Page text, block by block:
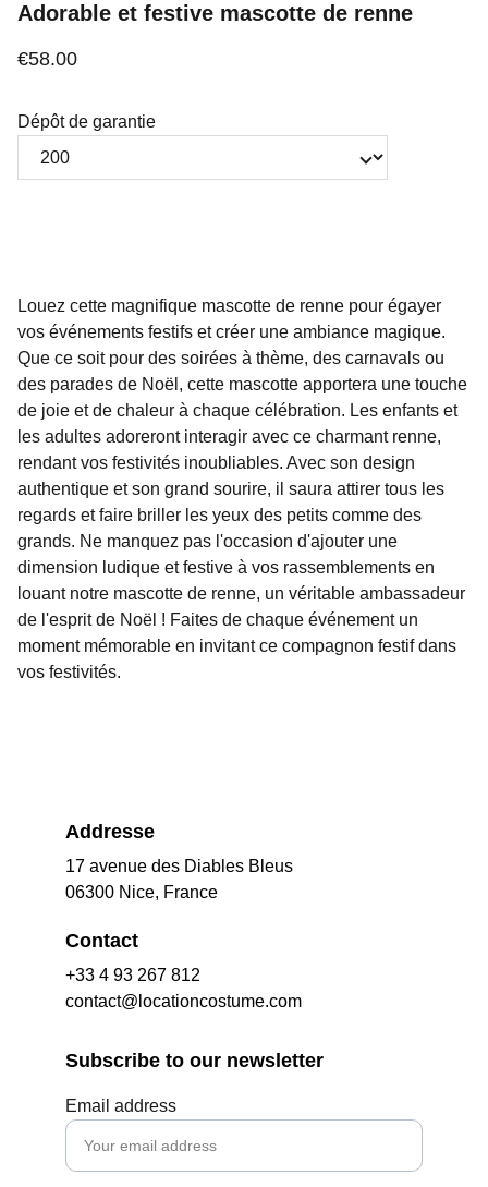
Adorable et festive mascotte de renne
€58.00
Dépôt de garantie
Louez cette magnifique mascotte de renne pour égayer
vos événements festifs et créer une ambiance magique.
Que ce soit pour des soirées à thème, des carnavals ou
des parades de Noël, cette mascotte apportera une touche
de joie et de chaleur à chaque célébration. Les enfants et
les adultes adoreront interagir avec ce charmant renne,
rendant vos festivités inoubliables. Avec son design
authentique et son grand sourire, il saura attirer tous les
regards et faire briller les yeux des petits comme des
grands. Ne manquez pas l'occasion d'ajouter une
dimension ludique et festive à vos rassemblements en
louant notre mascotte de renne, un véritable ambassadeur
de l'esprit de Noël ! Faites de chaque événement un
moment mémorable en invitant ce compagnon festif dans
vos festivités.
Addresse
17 avenue des Diables Bleus
06300 Nice, France
Contact
+33 4 93 267 812
contact@locationcostume.com
Subscribe to our newsletter
Email address